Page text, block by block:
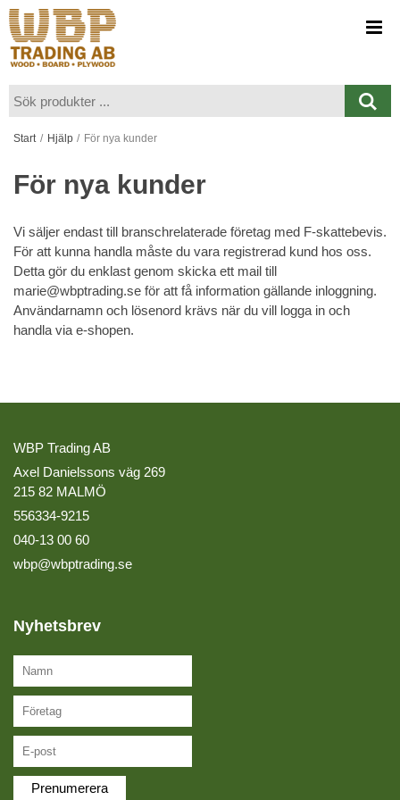
Start / Hjälp / För nya kunder
För nya kunder
Vi säljer endast till branschrelaterade företag med F-skattebevis.
För att kunna handla måste du vara registrerad kund hos oss.
Detta gör du enklast genom skicka ett mail till
marie@wbptrading.se för att få information gällande inloggning.
Användarnamn och lösenord krävs när du vill logga in och
handla via e-shopen.
WBP Trading AB
Axel Danielssons väg 269
215 82 MALMÖ
556334-9215
040-13 00 60
wbp@wbptrading.se
Nyhetsbrev
Prenumerera
Visa varukorgen